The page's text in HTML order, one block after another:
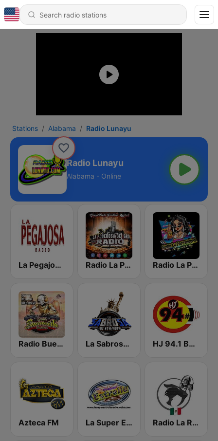
Stations Alabama Radio Lunayu
Radio Lunayu
Alabama - Online
La Pegajosa Radio HD Radio La Poderosa De Gro Radio La Parrandera NY
Radio Buena Vista Sonidera La Sabrosa De NY HJ 94.1 Boom FM
Azteca FM La Super Estrella Sonidera Radio La Rugidora